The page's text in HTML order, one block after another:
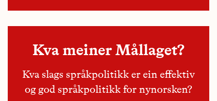
Kva meiner Mållaget?
Kva slags språkpolitikk er ein effektiv
og god språkpolitikk for nynorsken?